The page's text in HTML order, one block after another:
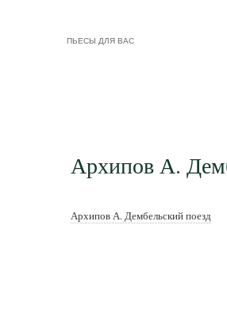
ПЬЕСЫ ДЛЯ ВАС
Архипов А.
Архипов А. Дембельский поезд